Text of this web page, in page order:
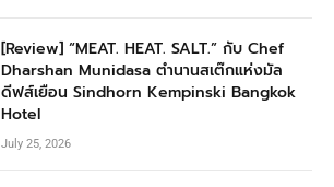
[Review] “MEAT. HEAT. SALT.” กับ Chef
Dharshan Munidasa ตำนานสเต๊กแห่งมัล
ดีฟส์เยือน Sindhorn Kempinski Bangkok
Hotel
July 25, 2026